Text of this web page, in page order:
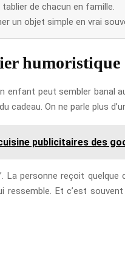
de chacun en famille.
un objet simple en vrai
enfant peut sembler banal
On ne parle plus
publicitaires des
La personne reçoit
ressemble. Et c’est